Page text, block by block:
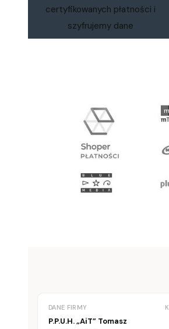
certyfikowanych płatności i
szyfrujemy dane
DANE FIRMY
P.P.U.H. „AiT” Tomasz